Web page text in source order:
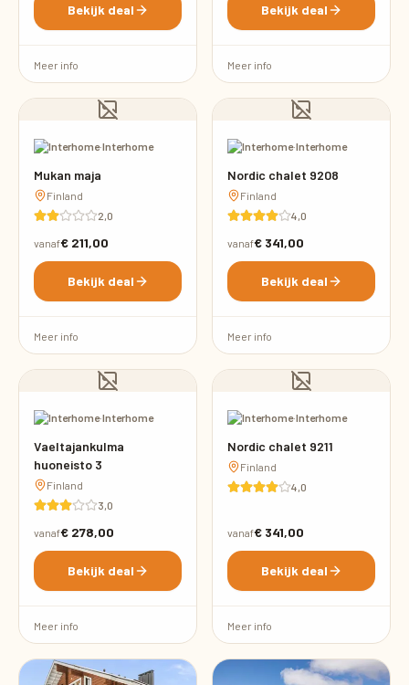
Bekijk deal
Meer info
Bekijk deal
Meer info
·Interhome
Mukan maja
Finland
2,0
vanaf€ 211,00
Bekijk deal
Meer info
·Interhome
Nordic chalet 9208
Finland
4,0
vanaf€ 341,00
Bekijk deal
Meer info
·Interhome
Vaeltajankulma
huoneisto 3
Finland
3,0
vanaf€ 278,00
Bekijk deal
Meer info
·Interhome
Nordic chalet 9211
Finland
4,0
vanaf€ 341,00
Bekijk deal
Meer info